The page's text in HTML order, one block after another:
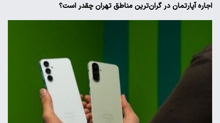
اجاره آپارتمان در گران‌ترین مناطق تهران چقدر است؟